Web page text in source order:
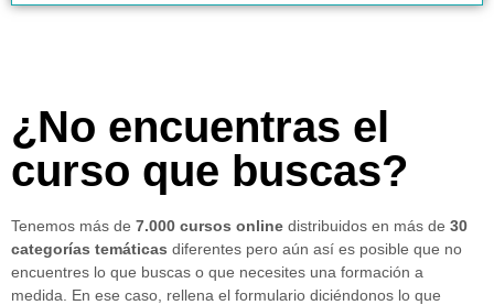
¿No encuentras el
curso que buscas?
Tenemos más de 7.000 cursos online distribuidos en más de 30
categorías temáticas diferentes pero aún así es posible que no
encuentres lo que buscas o que necesites una formación a
medida. En ese caso, rellena el formulario diciéndonos lo que